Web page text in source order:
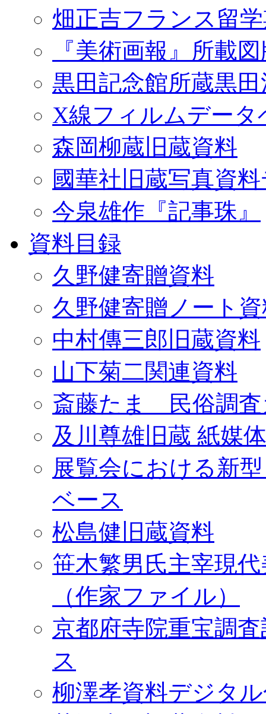
畑正吉フランス留
『美術画報』所載
黒田記念館所蔵黒
X線フィルムデータ
森岡柳蔵旧蔵資料
國華社旧蔵写真資
今泉雄作『記事珠』
資料目録
久野健寄贈資料
久野健寄贈ノート
中村傳三郎旧蔵資料
山下菊二関連資料
斎藤たま 民俗調査
及川尊雄旧蔵 紙媒
展覧会における新
ベース
松島健旧蔵資料
笹木繁男氏主宰現
（作家ファイル）
京都府寺院重宝調
ス
柳澤孝資料デジタ